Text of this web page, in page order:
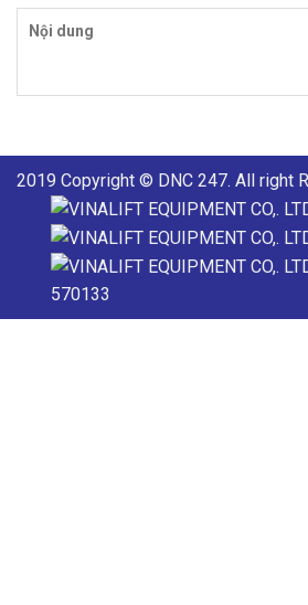
2019 Copyright © DNC 247. All right
570133